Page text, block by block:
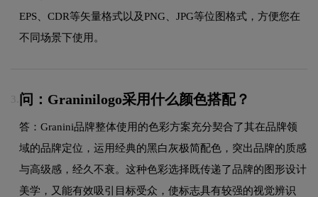
EPS、CDR等矢量格式以及PNG、JPG等位图格式，方便您在
不同场景下使用。
3. 问：Graninilogo采用什么颜色搭配？
答：Granini品牌整体使用的色彩方案充分契合了其在品牌领
域的品牌定位，运用经典的黑白灰极简配色，突出品牌的质感
与高级感，经久不衰。这种色彩选择既传递了品牌的图形设计
美学，又能有效吸引目标受众，使标志具有较强的视觉辨识